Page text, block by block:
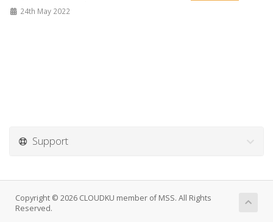
24th May 2022
Support
Copyright © 2026 CLOUDKU member of MSS. All Rights
Reserved.